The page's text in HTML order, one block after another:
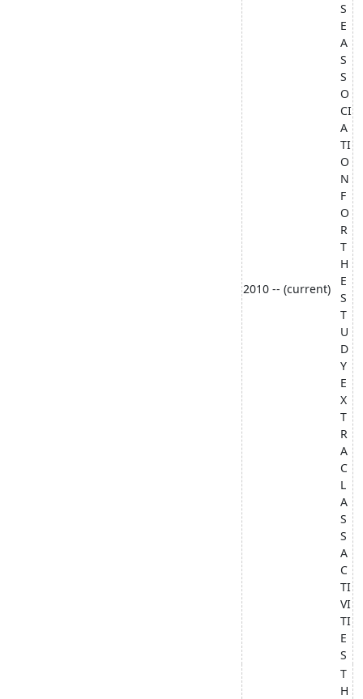
2010 -- (current)
S
E
A
S
S
O
CI
A
TI
O
N
F
O
R
T
H
E
S
T
U
D
Y
E
X
T
R
A
C
L
A
S
S
A
C
TI
VI
TI
E
S
T
H